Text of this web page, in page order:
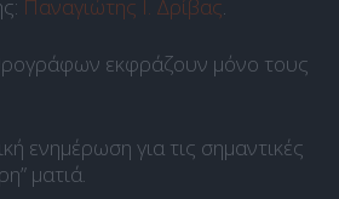
Παναγιώτης Ι. Δρίβας.
εκφράζουν μόνο τους
ενημέρωση για τις σημαντικές
ματιά.